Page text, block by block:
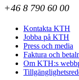
+46 8 790 60 00
Kontakta KTH
Jobba på KTH
Press och media
Faktura och
Om KTH:s